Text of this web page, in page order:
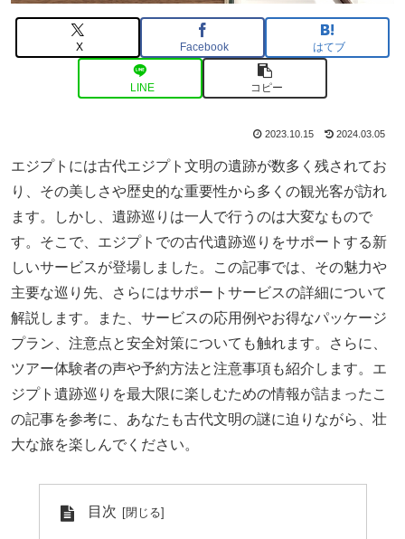
X Facebook はてブ
LINE コピー
2023.10.15 2024.03.05
エジプトには古代エジプト文明の遺跡が数多く残されてお
り、その美しさや歴史的な重要性から多くの観光客が訪れ
ます。しかし、遺跡巡りは一人で行うのは大変なもので
す。そこで、エジプトでの古代遺跡巡りをサポートする新
しいサービスが登場しました。この記事では、その魅力や
主要な巡り先、さらにはサポートサービスの詳細について
解説します。また、サービスの応用例やお得なパッケージ
プラン、注意点と安全対策についても触れます。さらに、
ツアー体験者の声や予約方法と注意事項も紹介します。エ
ジプト遺跡巡りを最大限に楽しむための情報が詰まったこ
の記事を参考に、あなたも古代文明の謎に迫りながら、壮
大な旅を楽しんでください。
目次